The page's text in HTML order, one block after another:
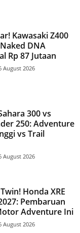
Kawasaki Z400
DNA
Rp 87 Jutaan
August 2026
300 vs
250: Adventure
vs Trail
August 2026
Honda XRE
Pembaruan
Adventure Ini
August 2026